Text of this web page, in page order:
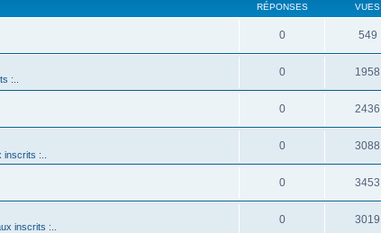
RÉPONSES VUES
0 549
:..
0 1958
0 2436
:..
0 3088
0 3453
inscrits :..
0 3019